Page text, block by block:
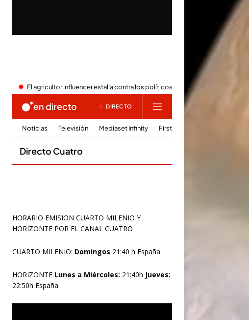
HORARIO EMISION CUARTO MILENIO Y
HORIZONTE POR EL CANAL CUATRO
CUARTO MILENIO: Domingos 21:40 h España
HORIZONTE Lunes a Miércoles: 21:40h Jueves:
22:50h España